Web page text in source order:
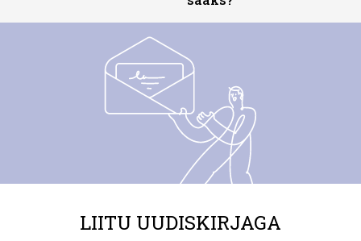
LIITU UUDISKIRJAGA